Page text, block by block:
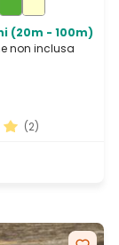
IP67
(20m - 100m)
non inclusa
media di 5 su
(2)